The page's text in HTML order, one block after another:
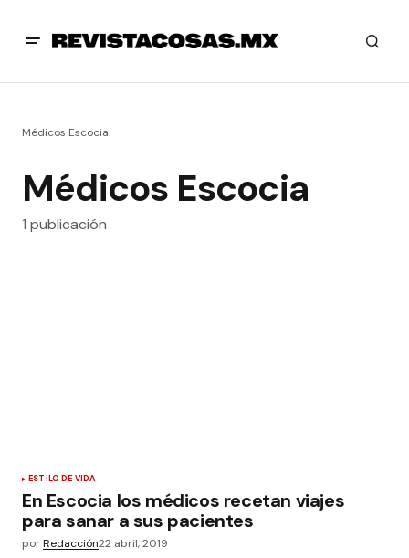
Médicos Escocia
Médicos Escocia
1 publicación
ESTILO DE VIDA
En Escocia los médicos recetan viajes
para sanar a sus pacientes
porRedacción22 abril, 2019